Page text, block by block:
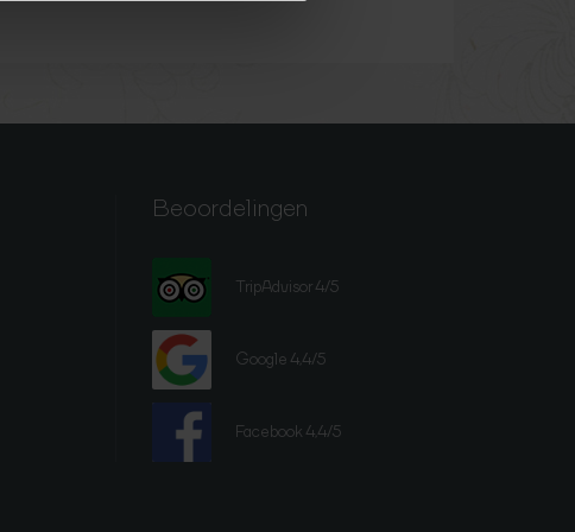
Beoordelingen
TripAdvisor 4/5
Google 4,4/5
Facebook 4,4/5